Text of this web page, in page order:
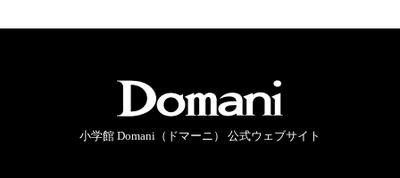
小学館 Domani（ドマーニ） 公式ウェブサイト